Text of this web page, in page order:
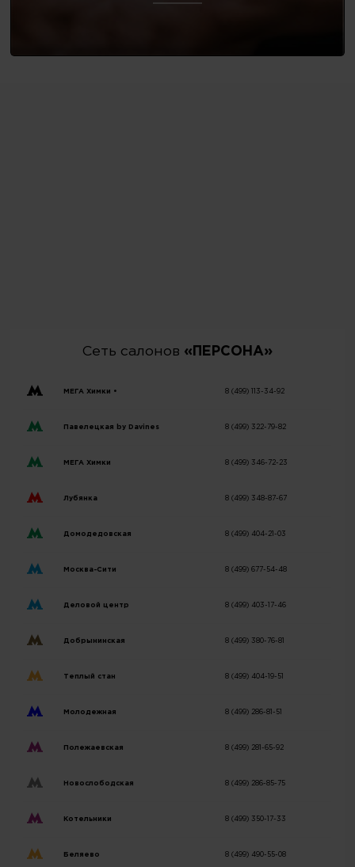
Сеть салонов «ПЕРСОНА»
МЕГА Химки • 8 (499) 113-34-92
Павелецкая by Davines 8 (499) 322-79-82
МЕГА Химки 8 (499) 346-72-23
Лубянка 8 (499) 348-87-67
Домодедовская 8 (499) 404-21-03
Москва-Сити 8 (499) 677-54-48
Деловой центр 8 (499) 403-17-46
Добрынинская 8 (499) 380-76-81
Теплый стан 8 (499) 404-19-51
Молодежная 8 (499) 286-81-51
Полежаевская 8 (499) 281-65-92
Новослободская 8 (499) 286-85-75
Котельники 8 (499) 350-17-33
Беляево 8 (499) 490-55-08